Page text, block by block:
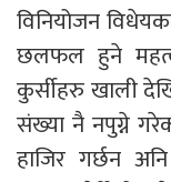
विनियोजन
छलफल हुने
कुर्सीहरु खाली
संख्या नै नपुग्ने
हाजिर गर्छन